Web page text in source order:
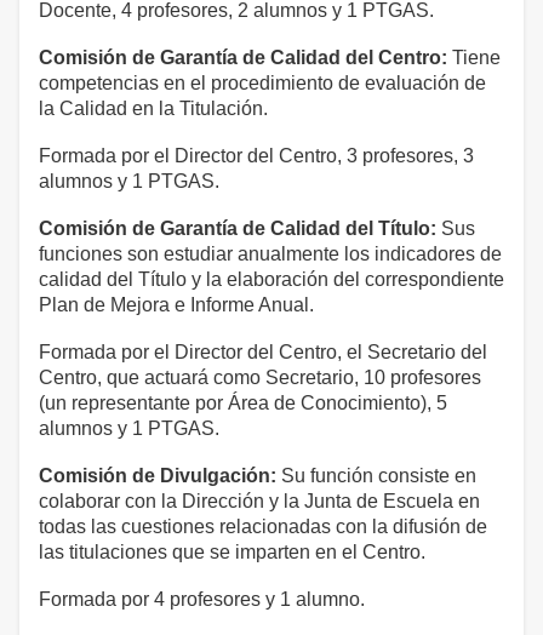
Docente, 4 profesores, 2 alumnos y 1 PTGAS.
Comisión de Garantía de Calidad del Centro: Tiene
competencias en el procedimiento de evaluación de
la Calidad en la Titulación.
Formada por el Director del Centro, 3 profesores, 3
alumnos y 1 PTGAS.
Comisión de Garantía de Calidad del Título: Sus
funciones son estudiar anualmente los indicadores de
calidad del Título y la elaboración del correspondiente
Plan de Mejora e Informe Anual.
Formada por el Director del Centro, el Secretario del
Centro, que actuará como Secretario, 10 profesores
(un representante por Área de Conocimiento), 5
alumnos y 1 PTGAS.
Comisión de Divulgación: Su función consiste en
colaborar con la Dirección y la Junta de Escuela en
todas las cuestiones relacionadas con la difusión de
las titulaciones que se imparten en el Centro.
Formada por 4 profesores y 1 alumno.